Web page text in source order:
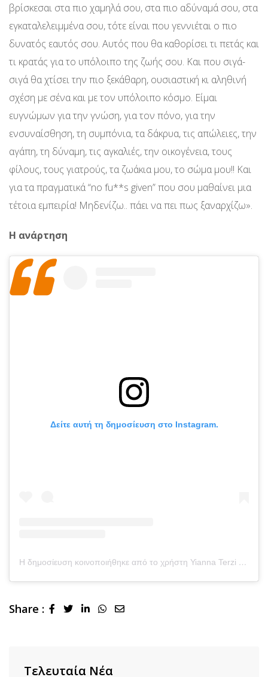
βρίσκεσαι στα πιο χαμηλά σου, στα πιο αδύναμά σου, στα
εγκαταλελειμμένα σου, τότε είναι που γεννιέται ο πιο
δυνατός εαυτός σου. Αυτός που θα καθορίσει τι πετάς και
τι κρατάς για το υπόλοιπο της ζωής σου. Και που σιγά-
σιγά θα χτίσει την πιο ξεκάθαρη, ουσιαστική κι αληθινή
σχέση με σένα και με τον υπόλοιπο κόσμο. Είμαι
ευγνώμων για την γνώση, για τον πόνο, για την
ενσυναίσθηση, τη συμπόνια, τα δάκρυα, τις απώλειες, την
αγάπη, τη δύναμη, τις αγκαλιές, την οικογένεια, τους
φίλους, τους γιατρούς, τα ζωάκια μου, το σώμα μου!! Και
για τα πραγματικά “no fu**s given” που σου μαθαίνει μια
τέτοια εμπειρία! Μηδενίζω.. πάει να πει πως ξαναρχίζω».
Η ανάρτηση
Δείτε αυτή τη δημοσίευση στο Instagram.
Η δημοσίευση κοινοποιήθηκε από το χρήστη Yianna Terzi (@yiannaterzi)
Share : LinkedInWhatsapp
Share
Τελευταία Νέα